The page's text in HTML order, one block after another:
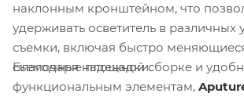
наклонным кронштейном, что
удерживать осветитель в различных
съемки, включая быстро
съемочные площадки.
Благодаря надежной сборке и
функциональным элементам,